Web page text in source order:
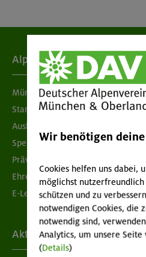
Alpenverein
München & Oberland
Standorte
Ausbildung & Jobs
Spenden
Prävention sexualisierter Gewalt
Ehrenamtsbörse
E-Learning
Aktuelles
Wir benötigen
Cookies helfen uns dabei,
möglichst
schützen und zu
notwendigen Cookies, die
notwendig sind,
Analytics, um unsere
(Details)